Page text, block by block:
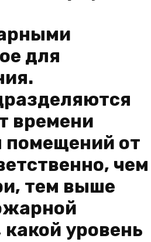
для
времени
помещений от
чем
тем выше
уровень